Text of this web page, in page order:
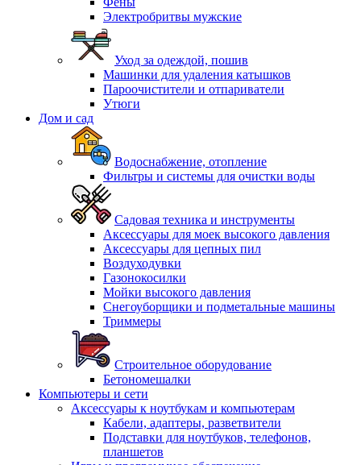
Электробритвы мужские
Уход за одеждой, пошив
Машинки для удаления катышков
Пароочистители и отпариватели
Утюги
Дом и сад
Водоснабжение, отопление
Фильтры и системы для очистки воды
Садовая техника и инструменты
Аксессуары для моек высокого давления
Аксессуары для цепных пил
Воздуходувки
Газонокосилки
Мойки высокого давления
Снегоуборщики и подметальные машины
Триммеры
Строительное оборудование
Бетономешалки
Компьютеры и сети
Аксессуары к ноутбукам и компьютерам
Кабели, адаптеры, разветвители
Подставки для ноутбуков, телефонов,
планшетов